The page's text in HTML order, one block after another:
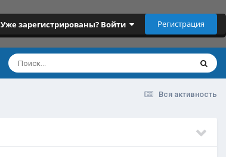
Уже зарегистрированы? Войти Регистрация
Вся активность